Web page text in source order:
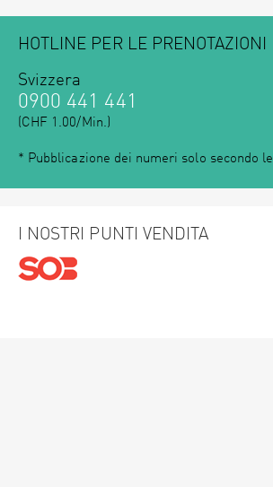
HOTLINE PER LE PRENOTAZIONI
Svizzera
0900 441 441
(CHF 1.00/Min.)
* Pubblicazione dei numeri solo secondo le
I NOSTRI PUNTI VENDITA